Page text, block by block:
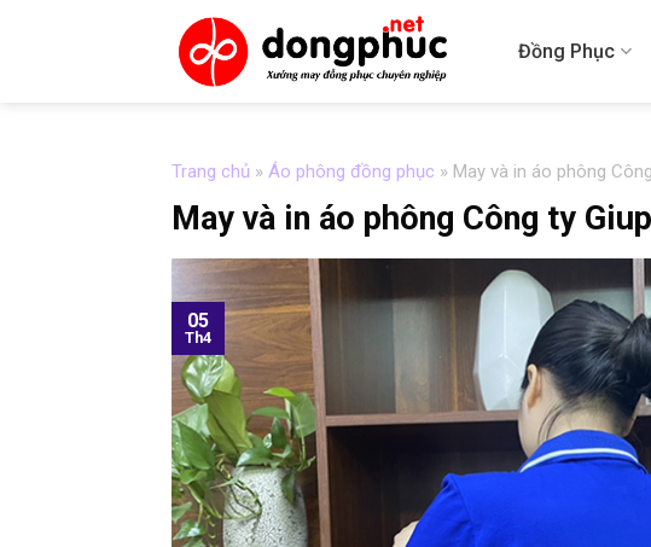
Đồng Phục
Trang chủ » Áo phông đồng phục » May và in áo phông
May và in áo phông Công ty
05
Th4